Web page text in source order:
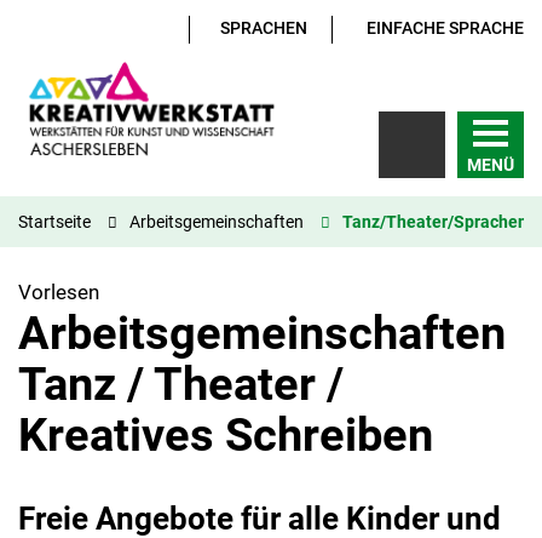
SPRACHEN EINFACHE SPRACHE
MENÜ
Startseite Arbeitsgemeinschaften Tanz/Theater/Sprachen
Vorlesen
Arbeitsgemeinschaften
Tanz / Theater /
Kreatives Schreiben
Freie Angebote für alle Kinder und